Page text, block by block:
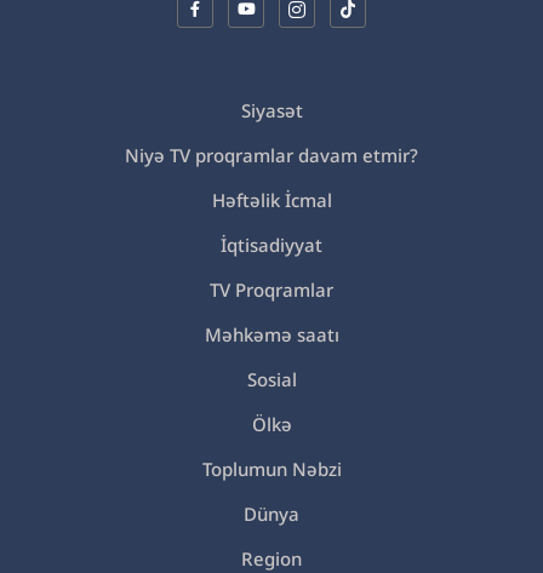
Siyasət
Niyə TV proqramlar davam etmir?
Həftəlik İcmal
İqtisadiyyat
TV Proqramlar
Məhkəmə saatı
Sosial
Ölkə
Toplumun Nəbzi
Dünya
Region